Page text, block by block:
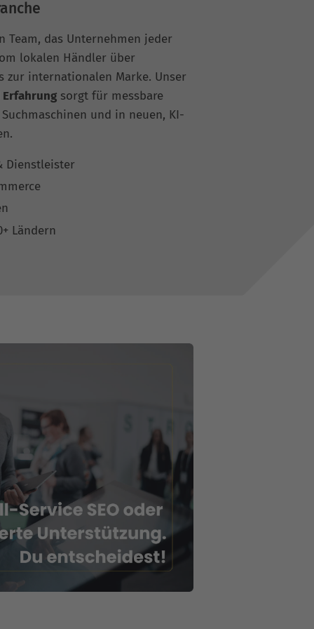
Team, das Unternehmen jeder
lokalen Händler über
zur internationalen Marke. Unser
Erfahrung sorgt für messbare
und in neuen, KI-
Dienstleister
Ländern